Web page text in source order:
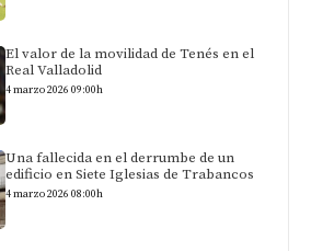
El valor de la movilidad de Tenés en el
Real Valladolid
4 marzo 2026 09:00h
Una fallecida en el derrumbe de un
edificio en Siete Iglesias de Trabancos
4 marzo 2026 08:00h